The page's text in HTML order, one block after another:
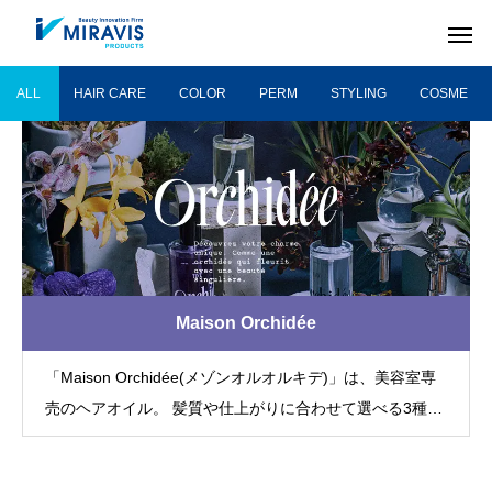
ALL HAIR CARE COLOR PERM STYLING COSME
Maison Orchidée
「Maison Orchidée(メゾンオルオルキデ)」は、美容室専
売のヘアオイル。 髪質や仕上がりに合わせて選べる3種類
のオイルで、お客様の個性を引き出します。 ヘアケアの